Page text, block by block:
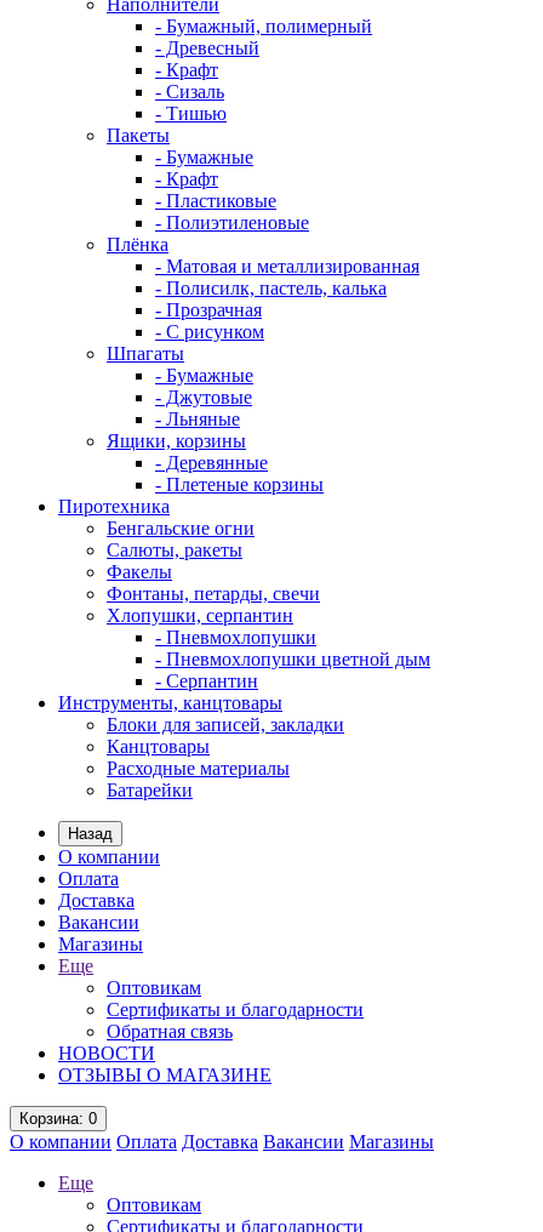
Наполнители
- Бумажный, полимерный
- Древесный
- Крафт
- Сизаль
- Тишью
Пакеты
- Бумажные
- Крафт
- Пластиковые
- Полиэтиленовые
Плёнка
- Матовая и металлизированная
- Полисилк, пастель, калька
- Прозрачная
- С рисунком
Шпагаты
- Бумажные
- Джутовые
- Льняные
Ящики, корзины
- Деревянные
- Плетеные корзины
Пиротехника
Бенгальские огни
Салюты, ракеты
Факелы
Фонтаны, петарды, свечи
Хлопушки, серпантин
- Пневмохлопушки
- Пневмохлопушки цветной дым
- Серпантин
Инструменты, канцтовары
Блоки для записей, закладки
Канцтовары
Расходные материалы
Батарейки
Назад
О компании
Оплата
Доставка
Вакансии
Магазины
Еще
Оптовикам
Сертификаты и благодарности
Обратная связь
НОВОСТИ
ОТЗЫВЫ О МАГАЗИНЕ
Корзина: 0
О компании Оплата Доставка Вакансии Магазины
Еще
Оптовикам
Сертификаты и благодарности